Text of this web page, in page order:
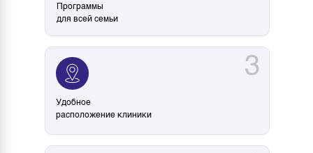
3
Удобное
расположение клиники
Программы
для всей семьи